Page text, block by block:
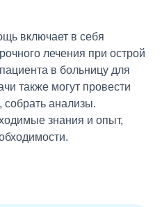
включает в себя
лечения при острой
в больницу для
также могут провести
анализы.
знания и опыт,